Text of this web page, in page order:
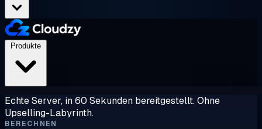
Echte Server, in 60 Sekunden bereitgestellt. Ohne
Upselling-Labyrinth.
BERECHNEN